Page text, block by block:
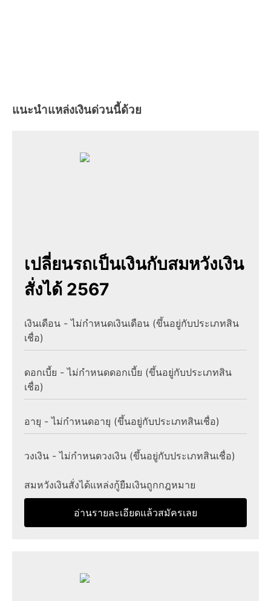
แนะนำแหล่งเงินด่วนนี้ด้วย
เปลี่ยนรถเป็นเงินกับสมหวังเงิน
สั่งได้ 2567
เงินเดือน - ไม่กำหนดเงินเดือน (ขึ้นอยู่กับประเภทสิน
เชื่อ)
ดอกเบี้ย - ไม่กำหนดดอกเบี้ย (ขึ้นอยู่กับประเภทสิน
เชื่อ)
อายุ - ไม่กำหนดอายุ (ขึ้นอยู่กับประเภทสินเชื่อ)
วงเงิน - ไม่กำหนดวงเงิน (ขึ้นอยู่กับประเภทสินเชื่อ)
สมหวังเงินสั่งได้แหล่งกู้ยืมเงินถูกกฎหมาย
อ่านรายละเอียดแล้วสมัครเลย